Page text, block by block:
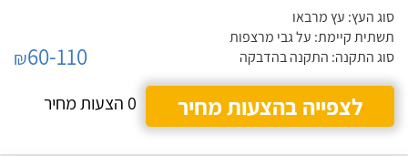
סוג העץ: עץ מרבאו
תשתית קיימת: על גבי מרצפות
סוג התקנה: התקנה בהדבקה
₪60-110
לצפייה בהצעות מחיר
0 הצעות מחיר